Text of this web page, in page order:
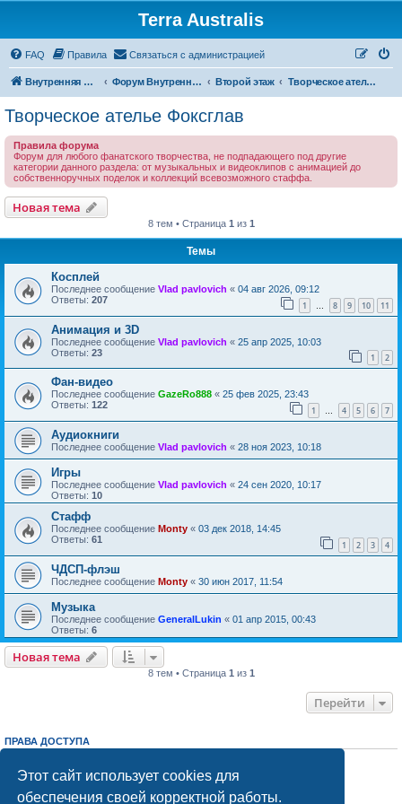
Этот сайт использует cookies для
обеспечения своей корректной работы.
Terra Australis
FAQ Правила Связаться с администрацией
Внутренняя Австралия Форум Внутренней Австралии Второй этаж Творческое ателье Фоксглав
Творческое ателье Фоксглав
Правила форума
Форум для любого фанатского творчества, не подпадающего под другие
категории данного раздела: от музыкальных и видеоклипов с анимацией до
собственноручных поделок и коллекций всевозможного стаффа.
Новая тема
Новаятема
8 тем • Страница 1 из 1
Темы
Косплей
Последнее сообщение Vlad pavlovich « 04 авг 2026, 09:12
Ответы: 207 1 … 8 9 10 11
Анимация и 3D
Последнее сообщение Vlad pavlovich « 25 апр 2025, 10:03
Ответы: 23 1 2
Фан-видео
Последнее сообщение GazeRo888 « 25 фев 2025, 23:43
Ответы: 122 1 … 4 5 6 7
Аудиокниги
Последнее сообщение Vlad pavlovich « 28 ноя 2023, 10:18
Игры
Последнее сообщение Vlad pavlovich « 24 сен 2020, 10:17
Ответы: 10
Стафф
Последнее сообщение Monty « 03 дек 2018, 14:45
Ответы: 61 1 2 3 4
ЧДСП-флэш
Последнее сообщение Monty « 30 июн 2017, 11:54
Музыка
Последнее сообщение GeneralLukin « 01 апр 2015, 00:43
Ответы: 6
Новая тема
Новаятема
8 тем • Страница 1 из 1
Перейти
ПРАВА ДОСТУПА
Выне можетеотвечать на сообщения
Выне можетередактировать свои сообщения
Выне можетеудалять свои сообщения